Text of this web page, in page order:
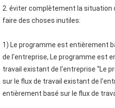
2. éviter complètement la situation
faire des choses inutiles:
1) Le programme est entièrement
de l'entreprise, Le programme est
travail existant de l'entreprise “Le
sur le flux de travail existant de
entièrement basé sur le flux de